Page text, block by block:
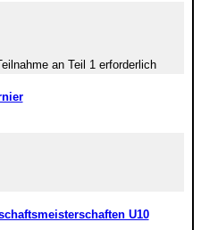
an Teil 1 erforderlich
U10